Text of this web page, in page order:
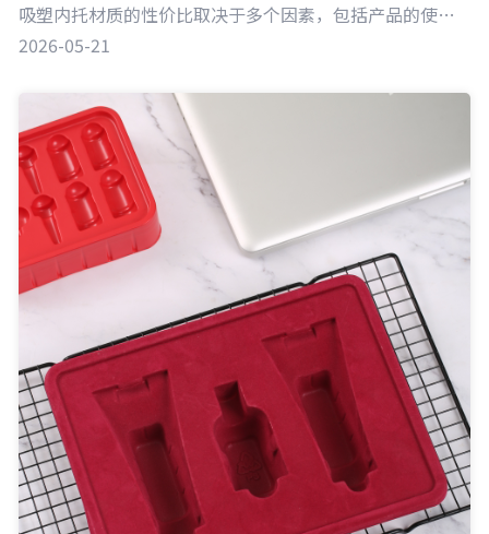
吸塑内托材质的性价比取决于多个因素，包括产品的使用场景、性能需求以及预算限制等。性价比高的材质既能满足产品包装的基本要求，又能在成本控制上达到较好的平衡。
2026-05-21